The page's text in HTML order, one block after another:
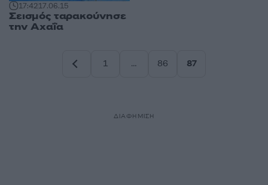
17:4217.06.15
Σεισμός ταρακούνησε
την Αχαΐα
1
…
86
87
ΔΙΑΦΗΜΙΣΗ